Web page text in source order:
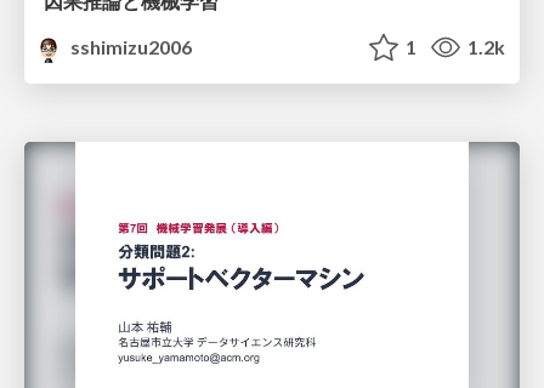
sshimizu2006
1 1.2k